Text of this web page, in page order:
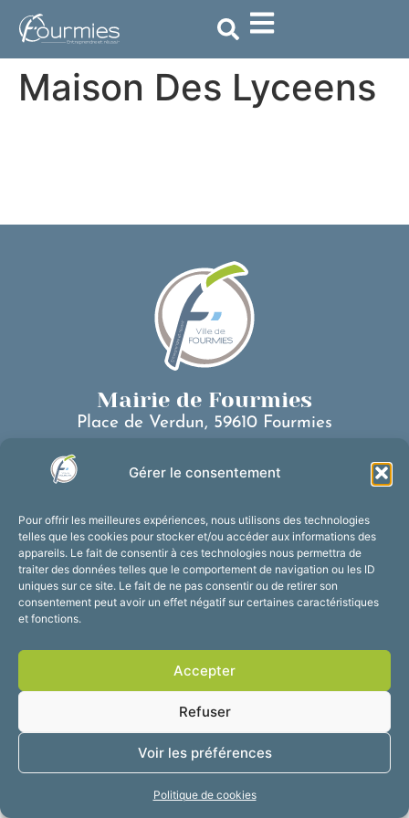
Gérer le consentement
Pour offrir les meilleures expériences, nous utilisons des technologies
telles que les cookies pour stocker et/ou accéder aux informations des
appareils. Le fait de consentir à ces technologies nous permettra de
traiter des données telles que le comportement de navigation ou les ID
uniques sur ce site. Le fait de ne pas consentir ou de retirer son
consentement peut avoir un effet négatif sur certaines caractéristiques
et fonctions.
Accepter
Refuser
Voir les préférences
Politique de cookies
principal
Maison Des Lyceens
Mairie de Fourmies
Place de Verdun, 59610 Fourmies
Nous contacter
Du lundi au vendredi :
de 8h30 à 12h et de 13h30 à 17h30
Suivez-nous !
Mentions légales
Plan du site
Confidentialité
2025 © Propulsé par
Utopia